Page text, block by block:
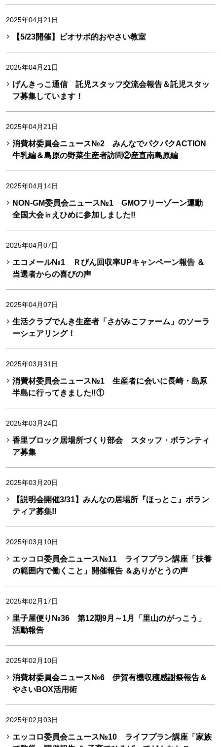
2025年04月21日
【5/23開催】ビオサポ的おやさい教室
2025年04月21日
げんきっこ通信 託児スタッフ交流会報告＆託児スタッ
フ募集しています！
2025年04月21日
消費材委員会ニュース№2 みんなでパクパクACTION
牛乳編＆島原の野菜生産者訪問②産直南島原編
2025年04月14日
NON-GM委員会ニュース№1 GMOフリーゾーン運動
全国大会㏌えひめに参加しました‼
2025年04月07日
エコメール№1 Ｒびん回収率UPキャンペーン報告 ＆
当選者からの喜びの声
2025年04月07日
生活クラブでんき生産者「さがみこファーム」のソーラ
ーシェアリング！
2025年03月31日
消費材委員会ニュース№1 生産者に会いに長崎・島原
半島に行ってきました‼①
2025年03月24日
香里ブロック居場所づくり部会 スタッフ・ボランティ
ア募集
2025年03月20日
【説明会開催3/31】みんなの居場所『ほっとこ』ボラン
ティア募集‼
2025年03月10日
エッコロ委員会ニュース№11 ライフプラン講座「扶養
の範囲内で働くこと」開催報告 ＆ありがとうの声
2025年02月17日
里子屋便り№36 第12期9月～1月「里山のがっこう」
活動報告
2025年02月10日
消費材委員会ニュース№6 伊賀有機収穫感謝祭報告＆
やさいBOX活用術
2025年02月03日
エッコロ委員会ニュース№10 ライフプラン講座「家族